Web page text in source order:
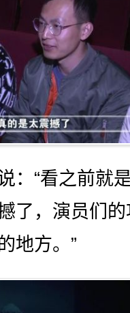
“看之前就
了，演员们
地方。”